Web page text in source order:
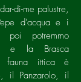
di-me palustre,
d'acqua e i
poi potremmo
e la Brasca
fauna ittica è
il Panzarolo, il